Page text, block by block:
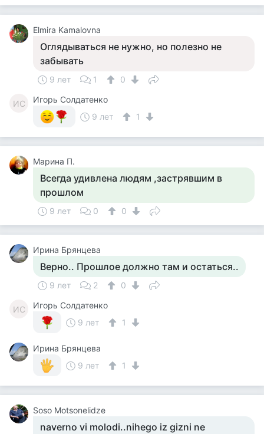
Elmira Kamalovna
Оглядываться не нужно, но полезно не
забывать
9 лет 1 0
ИС
Игорь Солдатенко
9 лет
1
Марина П.
Всегда удивлена людям ,застрявшим в
прошлом
9 лет 0 0
Ирина Брянцева
Верно.. Прошлое должно там и остаться..
9 лет 2 0
ИС
Игорь Солдатенко
9 лет
1
Ирина Брянцева
9 лет
1
Soso Motsonelidze
naverno vi molodi..nihego iz gizni ne